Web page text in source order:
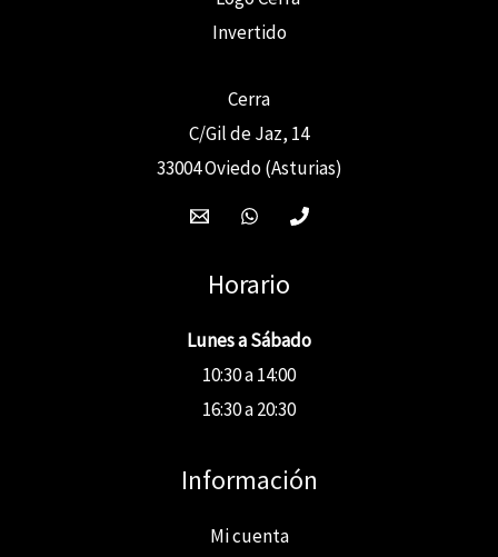
Cerra
C/Gil de Jaz, 14
33004 Oviedo (Asturias)
Horario
Lunes a Sábado
10:30 a 14:00
16:30 a 20:30
Información
Mi cuenta